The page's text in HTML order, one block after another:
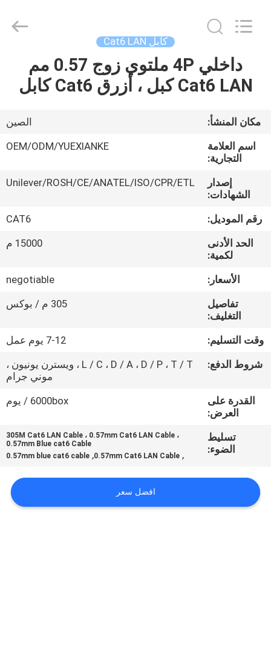
منزل،
بيت
منتجات
أشرطة
معلومات
عنا
جولة
المعمل
مراقبة
اتصل
أخبار
Industry
كابل Cat6 LAN
داخلي 4P ملتوي زوج 0.57 مم
Cat6 LAN كبل ، أزرق Cat6 كابل
مكان المنشأ:
الصين
اسم العلامة
التجارية:
OEM/ODM/YUEXIANKE
إصدار
الشهادات:
Unilever/ROSH/CE/ANATEL/ISO/CPR/ETL
رقم الموديل:
CAT6
الحد الأدنى
لكمية:
15000 م
الأسعار:
negotiable
تفاصيل
التغليف:
305 م / بوكس
وقت التسليم:
7-12 يوم عمل
شروط الدفع:
L / C ، D / A ، D / P ، T / T ، ويسترن يونيون ،
موني جرام
القدرة على
العرض:
6000box / يوم
تسليط
الضوء:
305M Cat6 LAN Cable ، 0.57mm Cat6 LAN Cable ،
0.57mm Blue cat6 Cable
,
0.57mm Cat6 LAN Cable
,
0.57mm blue cat6 cable
افضل سعر